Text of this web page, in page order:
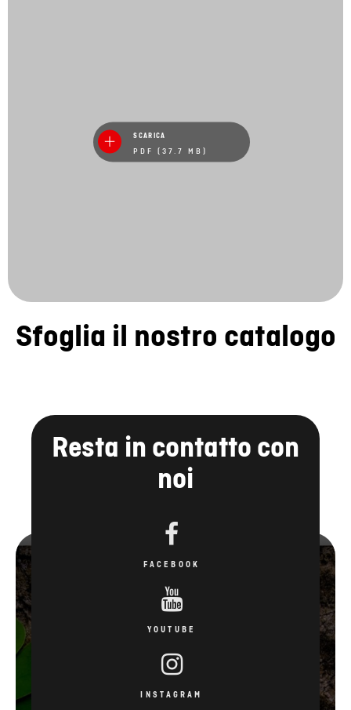
SCARICA
PDF (37.7 MB)
Sfoglia il nostro catalogo
Resta in contatto con
noi
FACEBOOK
YOUTUBE
INSTAGRAM